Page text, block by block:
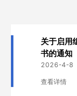
关于启用
书的通知
2026-4-8
查看详情